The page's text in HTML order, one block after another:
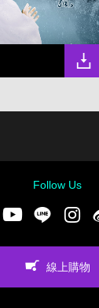
Follow Us
FacebookYoutubeLINE
線上購物